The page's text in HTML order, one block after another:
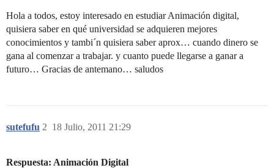
Hola a todos, estoy interesado en estudiar Animación digital,
quisiera saber en qué universidad se adquieren mejores
conocimientos y tambi´n quisiera saber aprox… cuando dinero se
gana al comenzar a trabajar. y cuanto puede llegarse a ganar a
futuro… Gracias de antemano… saludos
sutefufu 18 Julio, 2011 21:29
2
Respuesta: Animación Digital